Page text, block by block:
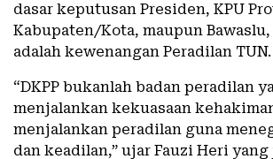
dasar keputusan Presiden, KPU
Kabupaten/Kota, maupun
adalah kewenangan Peradilan TUN.
“DKPP bukanlah badan peradilan
menjalankan kekuasaan
menjalankan peradilan guna
dan keadilan,” ujar Fauzi Heri